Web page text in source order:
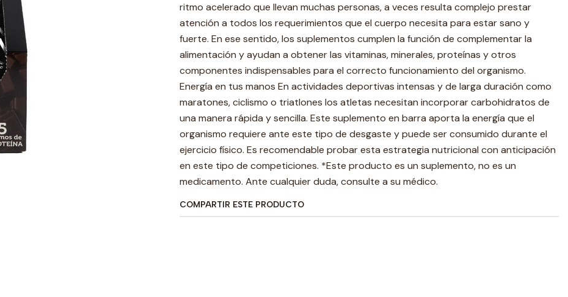
ritmo acelerado que llevan muchas personas, a veces resulta complejo prestar
atención a todos los requerimientos que el cuerpo necesita para estar sano y
fuerte. En ese sentido, los suplementos cumplen la función de complementar la
alimentación y ayudan a obtener las vitaminas, minerales, proteínas y otros
componentes indispensables para el correcto funcionamiento del organismo.
Energía en tus manos En actividades deportivas intensas y de larga duración como
maratones, ciclismo o triatlones los atletas necesitan incorporar carbohidratos de
una manera rápida y sencilla. Este suplemento en barra aporta la energía que el
organismo requiere ante este tipo de desgaste y puede ser consumido durante el
ejercicio físico. Es recomendable probar esta estrategia nutricional con anticipación
en este tipo de competiciones. *Este producto es un suplemento, no es un
medicamento. Ante cualquier duda, consulte a su médico.
COMPARTIR ESTE PRODUCTO